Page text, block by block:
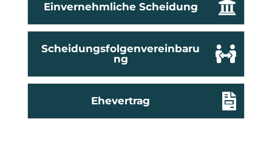
Einvernehmliche Scheidung
Scheidungsfolgenvereinbaru
ng
Ehevertrag